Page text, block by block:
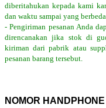
diberitahukan kepada kami
dan waktu sampai yang
- Pengiriman pesanan Anda
direncanakan jika stok di
kiriman dari pabrik atau
pesanan barang tersebut.
NOMOR